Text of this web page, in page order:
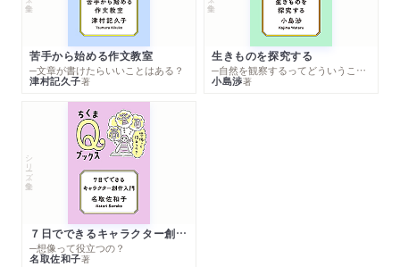
苦手から始める作文教室
─文章が書けたらいいことはある？
津村記久子著
生きものを探究する
─自然を観察するってどういうこと？
小島渉著
シリーズ・全集
７日でできるキャラクター創作入門
─想像って役立つの？
名取佐和子著